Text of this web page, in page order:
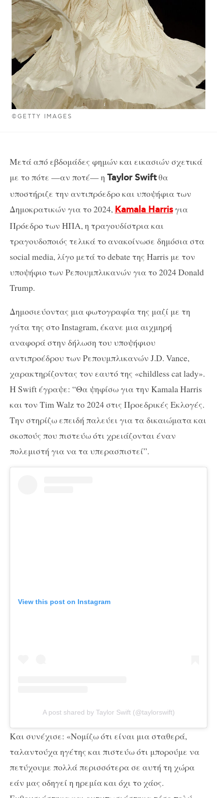
©GETTY IMAGES
Μετά από εβδομάδες φημών και εικασιών σχετικά
με το πότε —αν ποτέ— η Taylor Swiftθα
υποστήριζε την αντιπρόεδρο και υποψήφια των
Δημοκρατικών για το 2024, Kamala Harrisγια
Πρόεδρο των ΗΠΑ, η τραγουδίστρια και
τραγουδοποιός τελικά το ανακοίνωσε δημόσια στα
social media, λίγο μετά το debate της Harris με τον
υποψήφιο των Ρεπουμπλικανών για το 2024 Donald
Trump.
Δημοσιεύοντας μια φωτογραφία της μαζί με τη
γάτα της στο Instagram, έκανε μια αιχμηρή
αναφορά στην δήλωση του υποψήφιου
αντιπροέδρου των Ρεπουμπλικανών J.D. Vance,
χαρακτηρίζοντας τον εαυτό της «childless cat lady».
Η Swift έγραψε: “Θα ψηφίσω για την Kamala Harris
και τον Tim Walz το 2024 στις Προεδρικές Εκλογές.
Την στηρίζω επειδή παλεύει για τα δικαιώματα και
σκοπούς που πιστεύω ότι χρειάζονται έναν
πολεμιστή για να τα υπερασπιστεί”.
View this post on Instagram
A post shared by Taylor Swift (@taylorswift)
Και συνέχισε: «Νομίζω ότι είναι μια σταθερά,
ταλαντούχα ηγέτης και πιστεύω ότι μπορούμε να
πετύχουμε πολλά περισσότερα σε αυτή τη χώρα
εάν μας οδηγεί η ηρεμία και όχι το χάος.